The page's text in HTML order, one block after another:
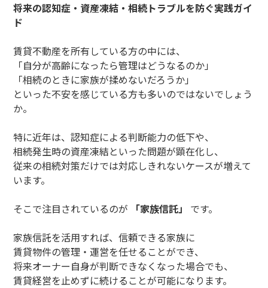
将来の認知症・資産凍結・相続トラブルを防ぐ実践ガイ
ド
賃貸不動産を所有している方の中には、
「自分が高齢になったら管理はどうなるのか」
「相続のときに家族が揉めないだろうか」
といった不安を感じている方も多いのではないでしょう
か。
特に近年は、認知症による判断能力の低下や、
相続発生時の資産凍結といった問題が顕在化し、
従来の相続対策だけでは対応しきれないケースが増えて
います。
そこで注目されているのが
「家族信託」 です。
家族信託を活用すれば、信頼できる家族に
賃貸物件の管理・運営を任せることができ、
将来オーナー自身が判断できなくなった場合でも、
賃貸経営を止めずに続けることが可能になります。